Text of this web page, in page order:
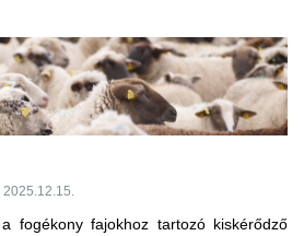
2025.12.15.
fogékony fajokhoz tartozó kiskérődző
Emírségek állategészségügyi
szeptember 17-én érkezett
több bejelentésköteles
isfeloldottáka korábban elrendelt
juh-, kecske- és